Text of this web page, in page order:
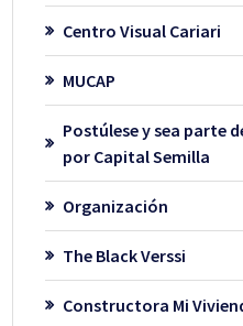
Centro Visual Cariari
MUCAP
Postúlese y sea parte
por Capital Semilla
Organización
The Black Verssi
Constructora Mi